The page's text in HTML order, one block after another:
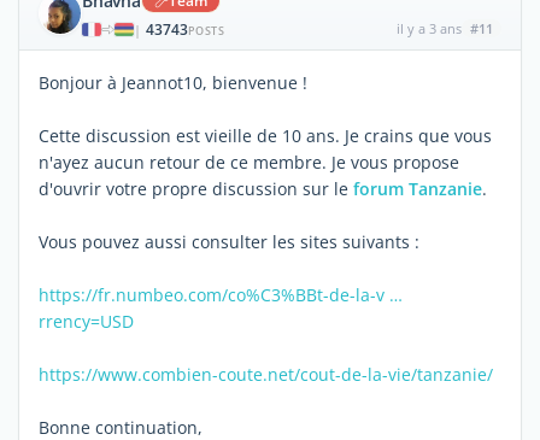
| 43743POSTS il y a 3 ans #11
Bonjour à Jeannot10, bienvenue !
Cette discussion est vieille de 10 ans. Je crains que vous
n'ayez aucun retour de ce membre. Je vous propose
d'ouvrir votre propre discussion sur le forum Tanzanie.
Vous pouvez aussi consulter les sites suivants :
https://fr.numbeo.com/co%C3%BBt-de-la-v …
rrency=USD
https://www.combien-coute.net/cout-de-la-vie/tanzanie/
Bonne continuation,